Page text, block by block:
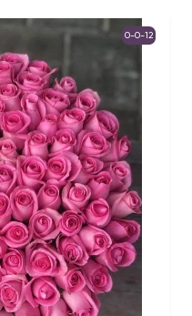
0-0-12